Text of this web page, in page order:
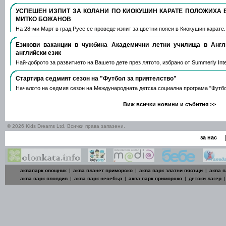
УСПЕШЕН ИЗПИТ ЗА КОЛАНИ ПО КИОКУШИН КАРАТЕ ПОЛОЖИХА
МИТКО БОЖАНОВ
На 28-ми Март в град Русе се проведе изпит за цветни пояси в Киокушин
Езикови ваканции​ в чужбина Академични летни училища в
английски език
Най-доброто за развитието на Вашето дете през лятото, избрано от Summerly
Стартира седмият сезон на "Футбол за приятелство"
Началото на седмия сезон на Международната детска социална програма
Виж всички новини и събития >>
© 2026 Kids Dreams Ltd. Всички права запазени.
за нас |
аквапарк овощник | аква планет приморско | аква парк златни пясъци | аква
аква парк пловдив | аква парк несебър | аква парк приморско | детски лагер |